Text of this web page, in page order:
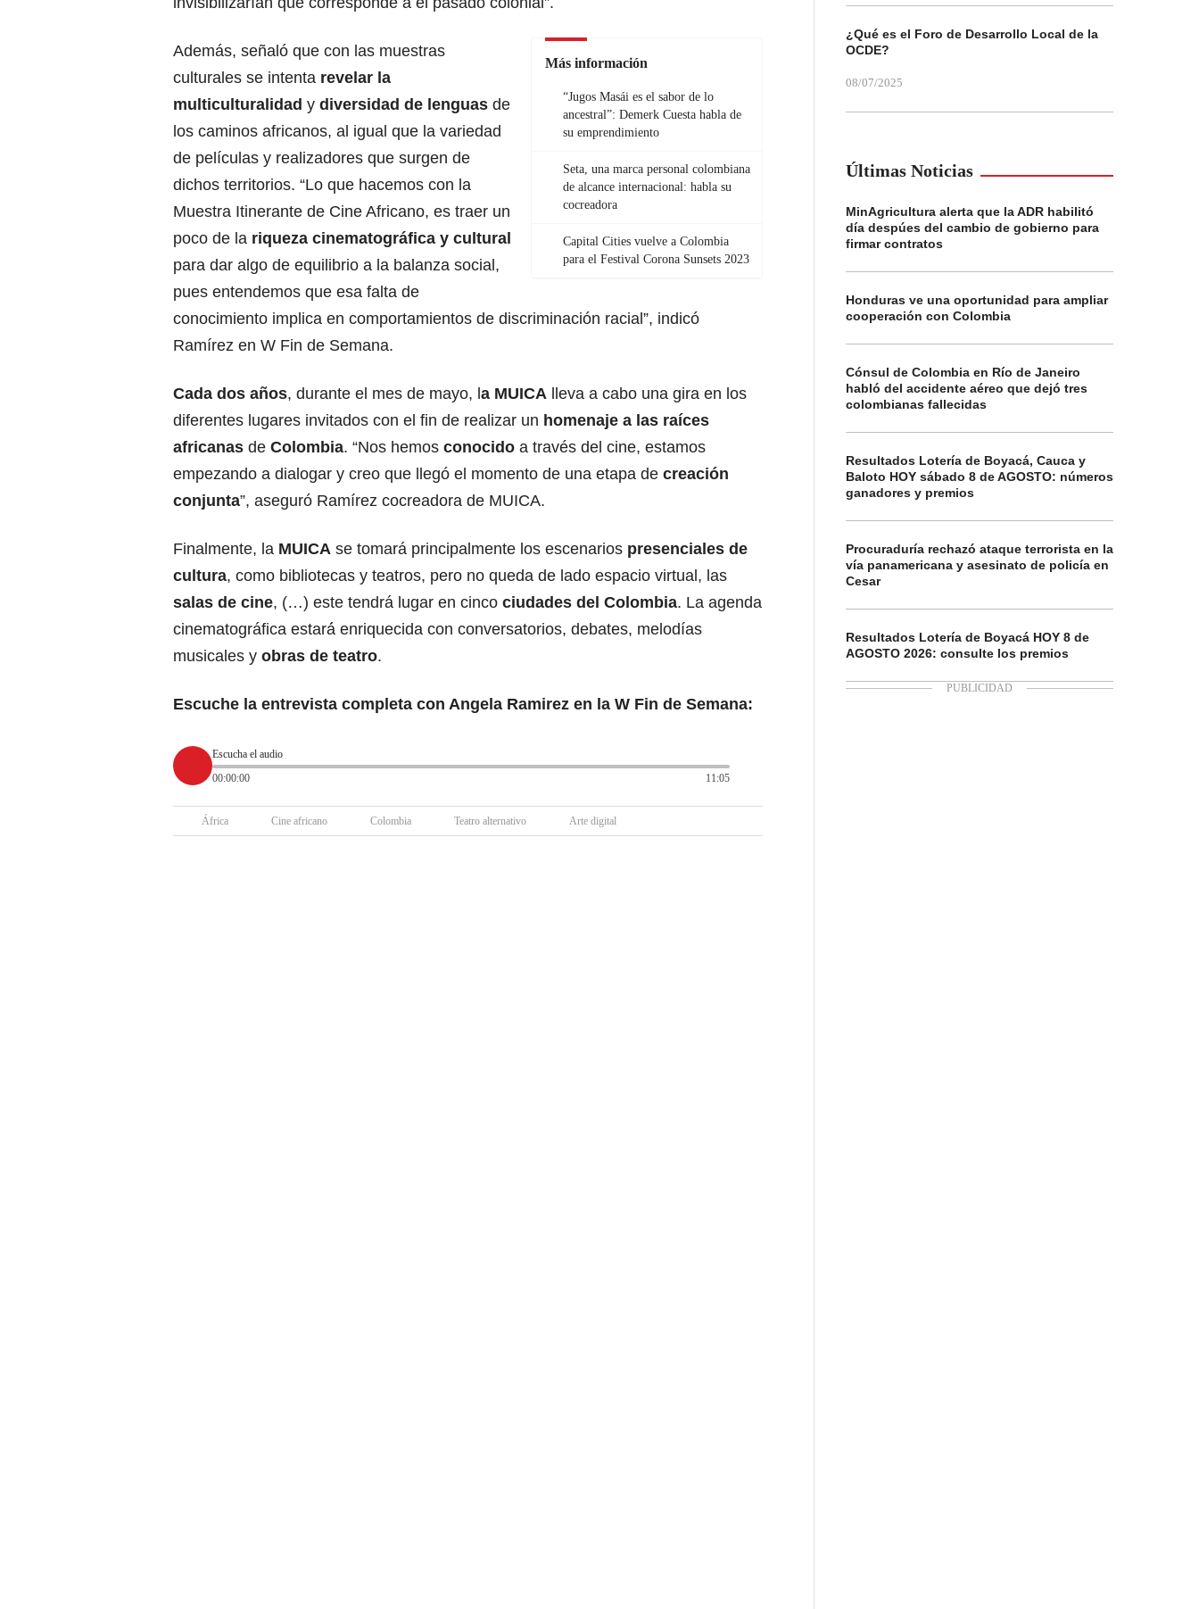
Más información
“Jugos Masái es el sabor de lo
ancestral”: Demerk Cuesta habla de
su emprendimiento
Seta, una marca personal colombiana
de alcance internacional: habla su
cocreadora
Capital Cities vuelve a Colombia
para el Festival Corona Sunsets 2023
Además, señaló que con las muestras
culturales se intenta revelar la
multiculturalidad y diversidad de lenguas de
los caminos africanos, al igual que la variedad
de películas y realizadores que surgen de
dichos territorios. “Lo que hacemos con la
Muestra Itinerante de Cine Africano, es traer un
poco de la riqueza cinematográfica y cultural
para dar algo de equilibrio a la balanza social,
pues entendemos que esa falta de
conocimiento implica en comportamientos de discriminación racial”, indicó
Ramírez en W Fin de Semana.
Cada dos años, durante el mes de mayo, l a MUICA lleva a cabo una gira en los
diferentes lugares invitados con el fin de realizar un homenaje a las raíces
africanas de Colombia. “Nos hemos conocido a través del cine, estamos
empezando a dialogar y creo que llegó el momento de una etapa de creación
conjunta”, aseguró Ramírez cocreadora de MUICA.
Finalmente, la MUICA se tomará principalmente los escenarios presenciales de
cultura, como bibliotecas y teatros, pero no queda de lado espacio virtual, las
salas de cine, (…) este tendrá lugar en cinco ciudades del Colombia. La agenda
cinematográfica estará́ enriquecida con conversatorios, debates, melodías
musicales y obras de teatro.
Escuche la entrevista completa con Angela Ramirez en la W Fin de Semana:
Escucha el audio
00:00:00
11:05
África Cine africano Colombia Teatro alternativo Arte digital
¿Qué es el Foro de Desarrollo Local de la
OCDE?
08/07/2025
Últimas Noticias
MinAgricultura alerta que la ADR habilitó
día despúes del cambio de gobierno para
firmar contratos
Honduras ve una oportunidad para ampliar
cooperación con Colombia
Cónsul de Colombia en Río de Janeiro
habló del accidente aéreo que dejó tres
colombianas fallecidas
Resultados Lotería de Boyacá, Cauca y
Baloto HOY sábado 8 de AGOSTO: números
ganadores y premios
Procuraduría rechazó ataque terrorista en la
vía panamericana y asesinato de policía en
Cesar
Resultados Lotería de Boyacá HOY 8 de
AGOSTO 2026: consulte los premios